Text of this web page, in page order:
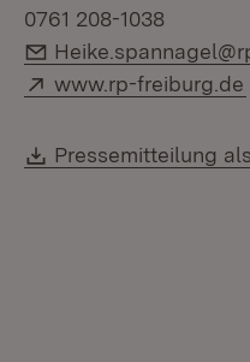
0761 208-1038
E-Mail:
Extern:
www.rp-freiburg.de
Download:
Pressemitteilung